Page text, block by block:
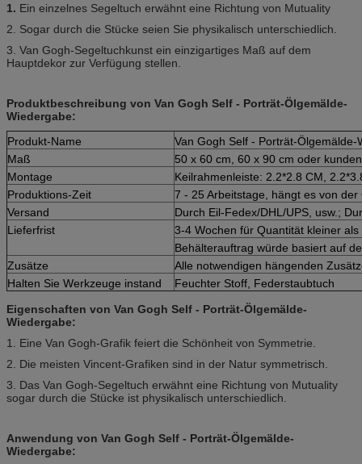
1. Ein einzelnes Segeltuch erwähnt eine Richtung von Mutuality
2. Sogar durch die Stücke seien Sie physikalisch unterschiedlich.
3. Van Gogh-Segeltuchkunst ein einzigartiges Maß auf dem
Hauptdekor zur Verfügung stellen.
Produktbeschreibung von Van Gogh Self - Porträt-Ölgemälde-
Wiedergabe:
Produkt-Name
Van Gogh Self - Porträt-Ölgemälde-
Maß
50 x 60 cm, 60 x 90 cm oder
Montage
Keilrahmenleiste: 2.2*2.8 CM,
Produktions-Zeit
7 - 25 Arbeitstage, hängt es von der
Versand
Durch Eil-Fedex/DHL/UPS, usw.;
Lieferfrist
3-4 Wochen für Quantität kleiner als
Behälterauftrag würde basiert auf
Zusätze
Alle notwendigen hängenden
Halten Sie Werkzeuge instand
Feuchter Stoff, Federstaubtuch
Eigenschaften von Van Gogh Self - Porträt-Ölgemälde-
Wiedergabe:
1. Eine Van Gogh-Grafik feiert die Schönheit von Symmetrie.
2. Die meisten Vincent-Grafiken sind in der Natur symmetrisch.
3. Das Van Gogh-Segeltuch erwähnt eine Richtung von Mutuality
sogar durch die Stücke ist physikalisch unterschiedlich.
Anwendung von Van Gogh Self - Porträt-Ölgemälde-
Wiedergabe: